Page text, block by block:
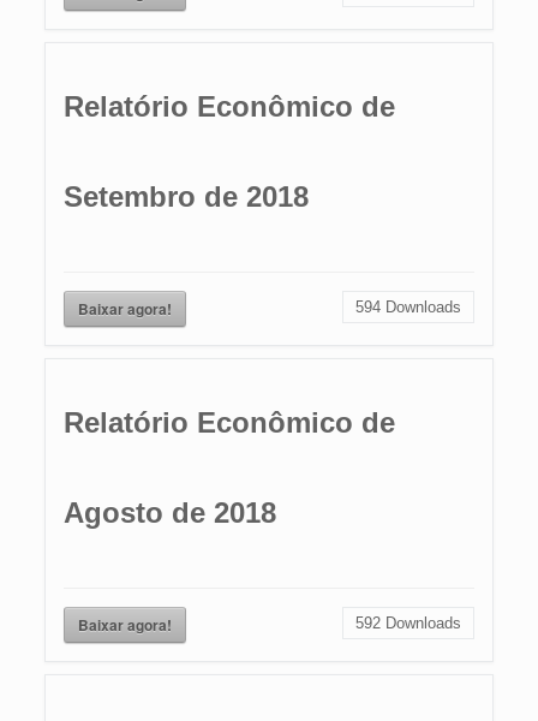
Relatório Econômico de
Setembro de 2018
Baixar agora! 594 Downloads
Relatório Econômico de
Agosto de 2018
Baixar agora! 592 Downloads